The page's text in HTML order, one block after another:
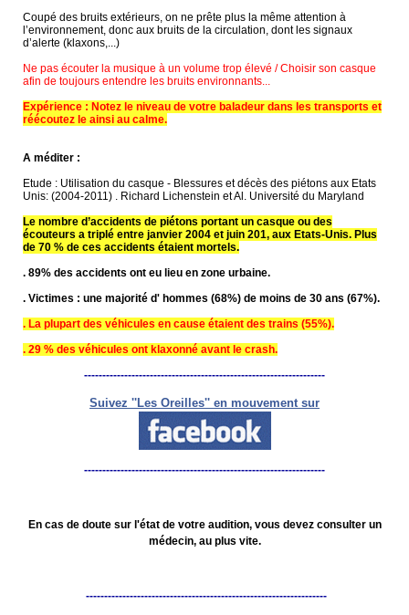
Coupé des bruits extérieurs, on ne prête plus la même attention à
l’environnement, donc aux bruits de la circulation, dont les signaux
d’alerte (klaxons,...)
Ne pas écouter la musique à un volume trop élevé / Choisir son casque
afin de toujours entendre les bruits environnants...
Expérience : Notez le niveau de votre baladeur dans les transports et
réécoutez le ainsi au calme.
A méditer :
Etude : Utilisation du casque - Blessures et décès des piétons aux Etats
Unis: (2004-2011) . Richard Lichenstein et Al. Université du Maryland
Le nombre d’accidents de piétons portant un casque ou des
écouteurs a triplé entre janvier 2004 et juin 201, aux Etats-Unis. Plus
de 70 % de ces accidents étaient mortels.
. 89% des accidents ont eu lieu en zone urbaine.
. Victimes : une majorité d' hommes (68%) de moins de 30 ans (67%).
. La plupart des véhicules en cause étaient des trains (55%).
. 29 % des véhicules ont klaxonné avant le crash.
------------------------------------------------------------------
Suivez ''Les Oreilles'' en mouvement sur
------------------------------------------------------------------
En cas de doute sur l'état de votre audition, vous devez consulter un
médecin, au plus vite.
------------------------------------------------------------------